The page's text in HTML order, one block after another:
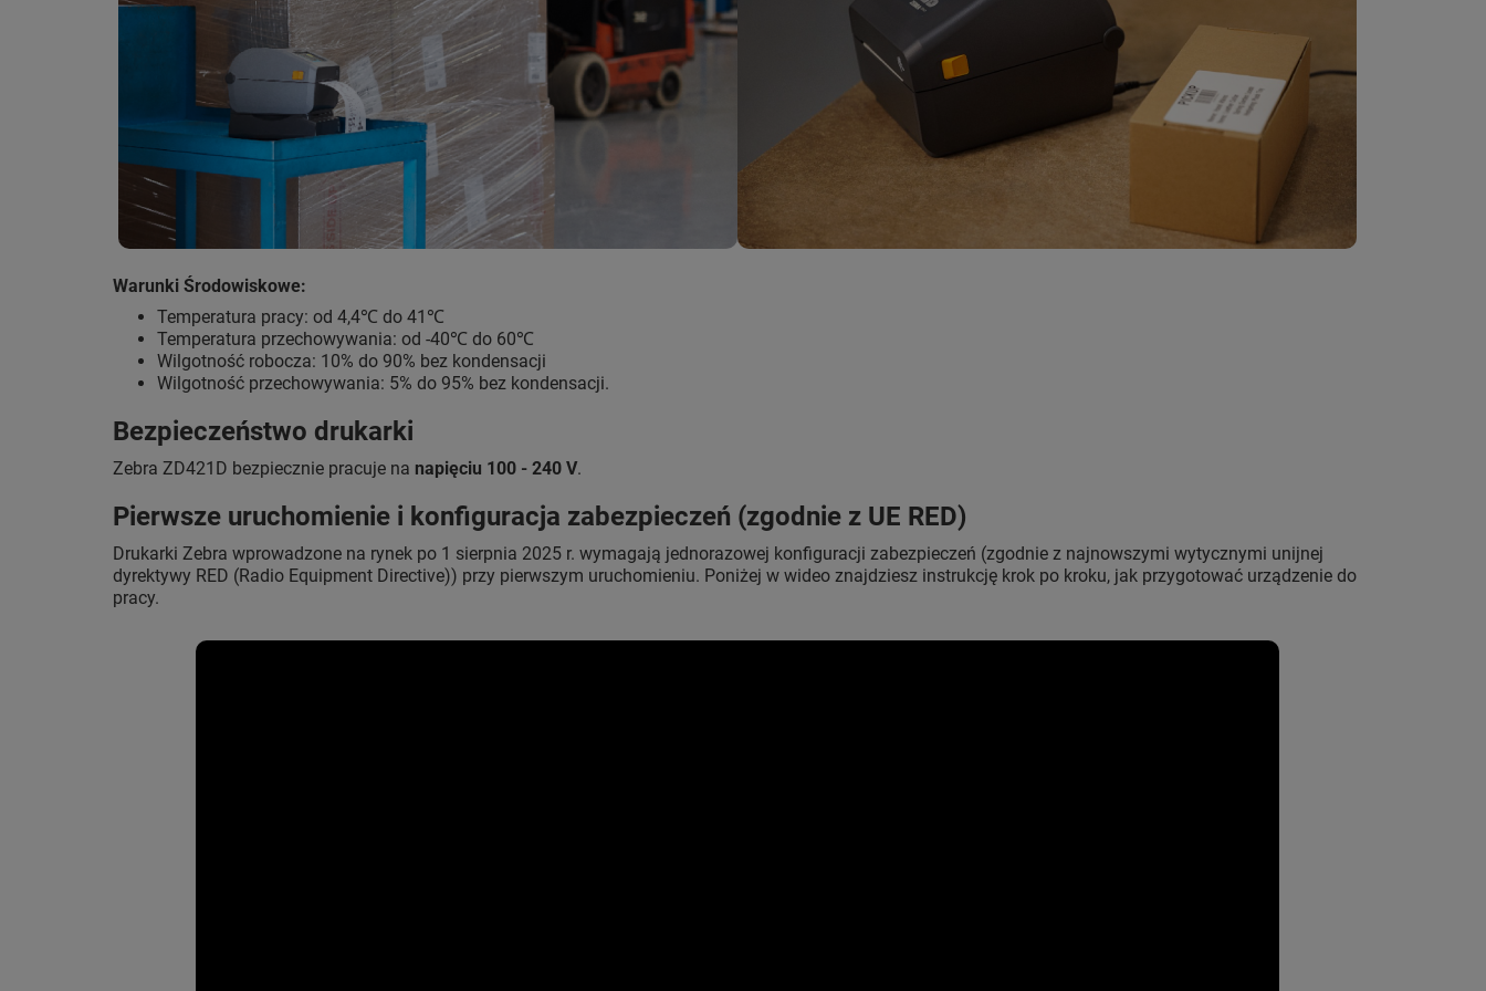
Warunki Środowiskowe:
Temperatura pracy: od 4,4℃ do 41℃
Temperatura przechowywania: od -40℃ do 60℃
Wilgotność robocza: 10% do 90% bez kondensacji
Wilgotność przechowywania: 5% do 95% bez kondensacji.
Bezpieczeństwo drukarki
Zebra ZD421D bezpiecznie pracuje na napięciu 100 - 240 V.
Pierwsze uruchomienie i konfiguracja zabezpieczeń (zgodnie z UE RED)
Drukarki Zebra wprowadzone na rynek po 1 sierpnia 2025 r. wymagają jednorazowej konfiguracji zabezpieczeń (zgodnie z najnowszymi wytycznymi unijnej
dyrektywy RED (Radio Equipment Directive)) przy pierwszym uruchomieniu. Poniżej w wideo znajdziesz instrukcję krok po kroku, jak przygotować urządzenie do
pracy.